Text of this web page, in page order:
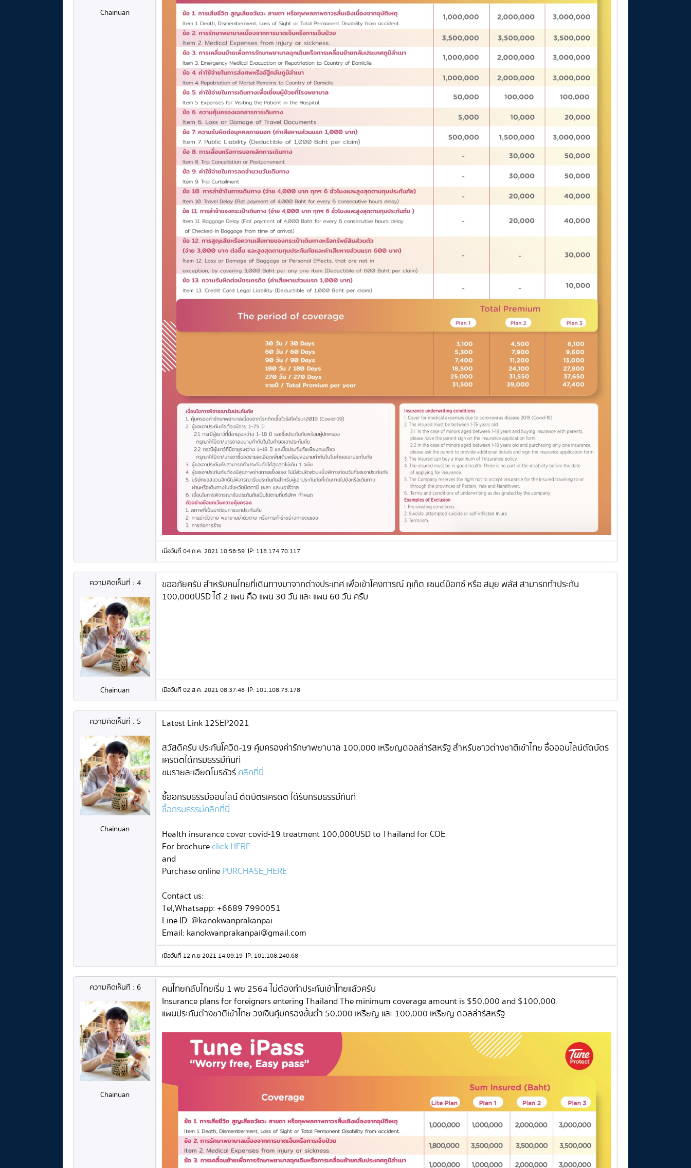
Chainuan
เมื่อวันที่ 04 ก.ค. 2021 10:56:59 IP: 118.174.70.117
ความคิดเห็นที่ : 4
Chainuan
ขออภัยครับ สำหรับคนไทยที่เดินทางมาจากต่างประเทศ เพื่อเข้าโคงการณ์ ภุเก็ต แซนด์บ็อกซ์ หรือ สมุย พลัส สามารถทำประกัน
100,000USD ได้ 2 แผน คือ แผน 30 วัน และ แผน 60 วัน ครับ
เมื่อวันที่ 02 ส.ค. 2021 08:37:48 IP: 101.108.73.178
ความคิดเห็นที่ : 5
Chainuan
Latest Link 12SEP2021
สวัสดีครับ ประกันโควิด-19 คุ้มครองค่ารักษาพยาบาล 100,000 เหรียญดอลล่าร์สหรัฐ สำหรับชาวต่างชาติเข้าไทย ซื้อออนไลน์ตัดบัตร
เครดิตได้กรมธรรม์ทันที
ชมรายละเอียดโบรชัวร์ คลิกที่นี่
ซื้ออกรมธรรม์ออนไลน์ ตัดบัตรเครดิต ได้รับกรมธรรม์ทันที
ซื้อกรมธรรม์คลิกที่นี่
Health insurance cover covid-19 treatment 100,000USD to Thailand for COE
For brochureclick HERE
and
Purchase online PURCHASE_HERE
Contact us:
Tel,Whatsapp: +6689 7990051
Line ID: @kanokwanprakanpai
Email: kanokwanprakanpai@gmail.com
เมื่อวันที่ 12 ก.ย 2021 14:09:19 IP: 101.108.240.68
ความคิดเห็นที่ : 6
Chainuan
คนไทยกลับไทยเริ่ม 1 พย 2564 ไม่ต้องทำประกันเข้าไทยแล้วครับ
Insurance plans for foreigners entering Thailand The minimum coverage amount is $50,000 and $100,000.
แผนประกันต่างชาติเข้าไทย วงเงินคุ้มครองขั้นต่ำ 50,000 เหรียญ และ 100,000 เหรียญ ดอลล่าร์สหรัฐ